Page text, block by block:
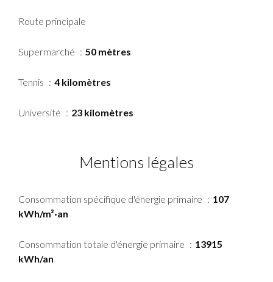
Route principale
Supermarché 50 mètres
Tennis 4 kilomètres
Université 23 kilomètres
Mentions légales
Consommation spécifique d'énergie primaire
107
kWh/m²·an
Consommation totale d'énergie primaire
13915
kWh/an